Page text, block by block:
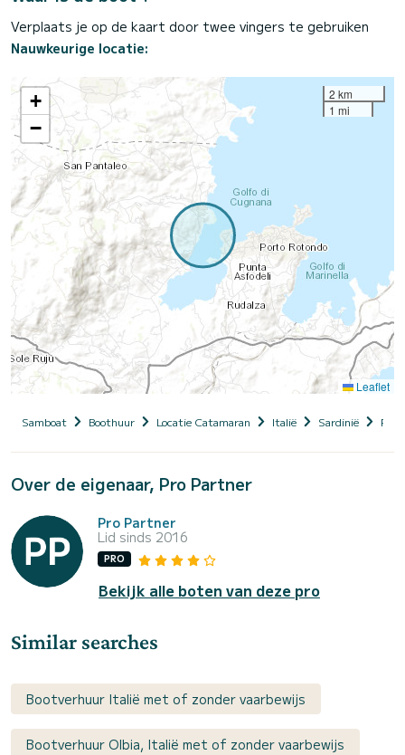
Verplaats je op de kaart door twee vingers te gebruiken
Nauwkeurige locatie:
+
−
2 km
1 mi
Leaflet
Samboat Boothuur Locatie Catamaran Italië Sardinië
Over de eigenaar, Pro Partner
Pro Partner
Lid sinds 2016
PRO
Bekijk alle boten van deze pro
Similar searches
Bootverhuur Italië met of zonder vaarbewijs
Bootverhuur Olbia, Italië met of zonder vaarbewijs